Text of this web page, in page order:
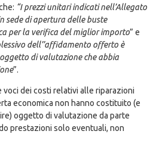
“I prezzi unitari indicati nell’Allegato
sede di apertura delle buste
per la verifica del miglior importo” e
dell’’affidamento offerto è
di valutazione che abbia
”.
voci dei costi relativi alle riparazioni
economica non hanno costituito (e
oggetto di valutazione da parte
prestazioni solo eventuali, non